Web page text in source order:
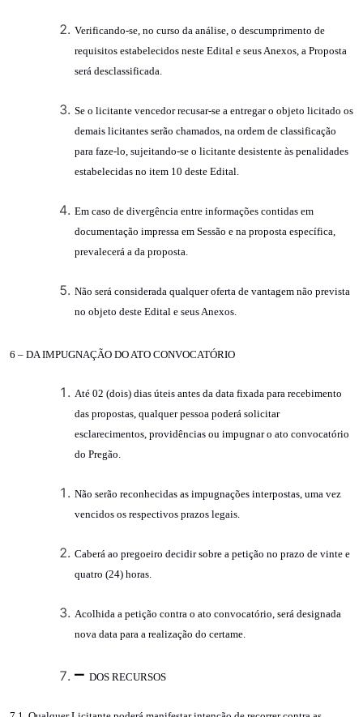
Verificando-se, no curso da análise, o descumprimento de
requisitos estabelecidos neste Edital e seus Anexos, a Proposta
será desclassificada.
Se o licitante vencedor recusar-se a entregar o objeto licitado os
demais licitantes serão chamados, na ordem de classificação
para faze-lo, sujeitando-se o licitante desistente às penalidades
estabelecidas no item 10 deste Edital.
Em caso de divergência entre informações contidas em
documentação impressa em Sessão e na proposta específica,
prevalecerá a da proposta.
Não será considerada qualquer oferta de vantagem não prevista
no objeto deste Edital e seus Anexos.
6 – DA IMPUGNAÇÃO DO ATO CONVOCATÓRIO
Até 02 (dois) dias úteis antes da data fixada para recebimento
das propostas, qualquer pessoa poderá solicitar
esclarecimentos, providências ou impugnar o ato convocatório
do Pregão.
Não serão reconhecidas as impugnações interpostas, uma vez
vencidos os respectivos prazos legais.
Caberá ao pregoeiro decidir sobre a petição no prazo de vinte e
quatro (24) horas.
Acolhida a petição contra o ato convocatório, será designada
nova data para a realização do certame.
– DOS RECURSOS